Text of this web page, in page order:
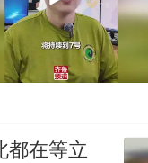
都在等立